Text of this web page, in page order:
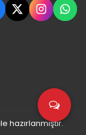
hazırlanmıştır.